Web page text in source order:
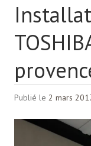
Publié le 2 mars